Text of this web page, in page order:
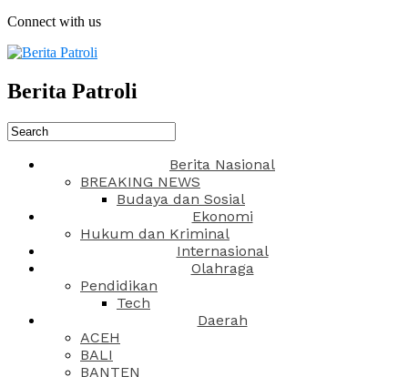
Connect with us
Berita Patroli
Berita Nasional
BREAKING NEWS
Budaya dan Sosial
Ekonomi
Hukum dan Kriminal
Internasional
Olahraga
Pendidikan
Tech
Daerah
ACEH
BALI
BANTEN